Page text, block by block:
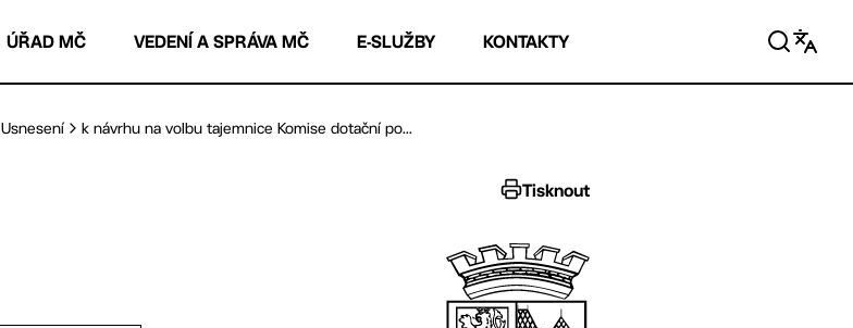
ÚŘAD MČ VEDENÍ A SPRÁVA MČ E-SLUŽBY KONTAKTY
Usnesení k návrhu na volbu tajemnice Komise dotační po...
Tisknout